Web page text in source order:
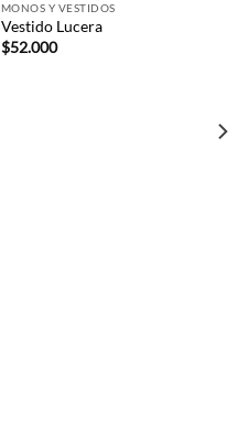
MONOS Y VESTIDOS
Vestido Lucera
$52.000